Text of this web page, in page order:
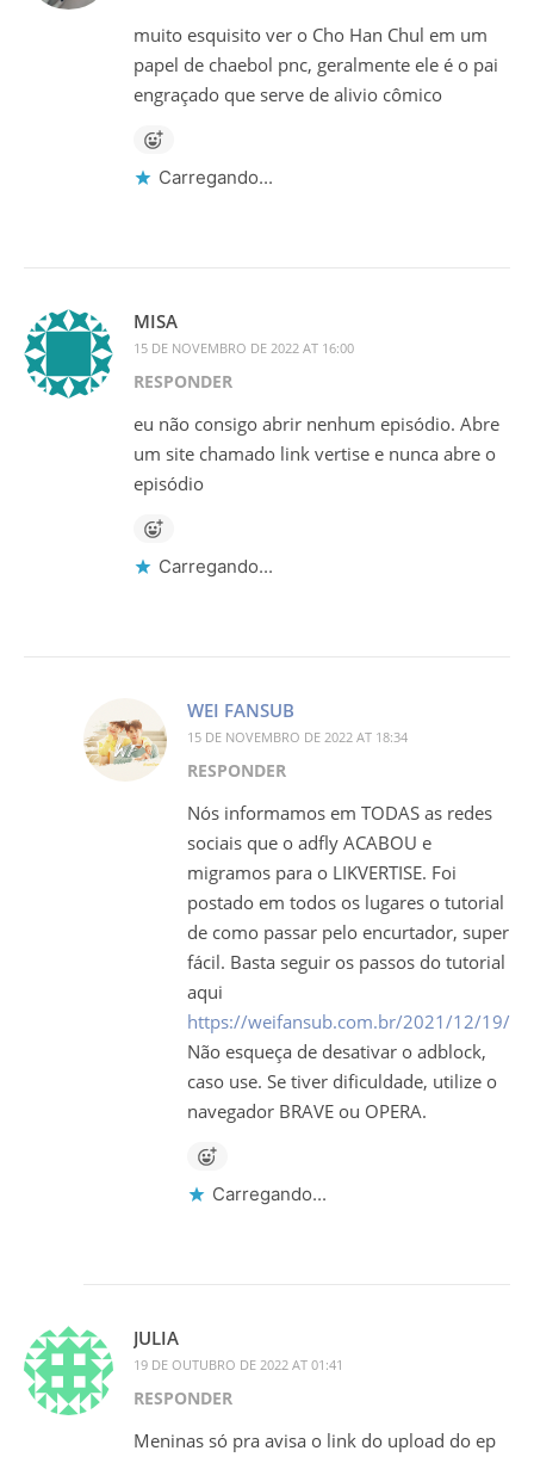
muito esquisito ver o Cho Han Chul em um
papel de chaebol pnc, geralmente ele é o pai
engraçado que serve de alivio cômico
Carregando...
MISA
15 DE NOVEMBRO DE 2022 AT 16:00
RESPONDER
eu não consigo abrir nenhum episódio. Abre
um site chamado link vertise e nunca abre o
episódio
Carregando...
WEI FANSUB
15 DE NOVEMBRO DE 2022 AT 18:34
RESPONDER
Nós informamos em TODAS as redes
sociais que o adfly ACABOU e
migramos para o LIKVERTISE. Foi
postado em todos os lugares o tutorial
de como passar pelo encurtador, super
fácil. Basta seguir os passos do tutorial
aqui
https://weifansub.com.br/2021/12/19/
Não esqueça de desativar o adblock,
caso use. Se tiver dificuldade, utilize o
navegador BRAVE ou OPERA.
Carregando...
JULIA
19 DE OUTUBRO DE 2022 AT 01:41
RESPONDER
Meninas só pra avisa o link do upload do ep